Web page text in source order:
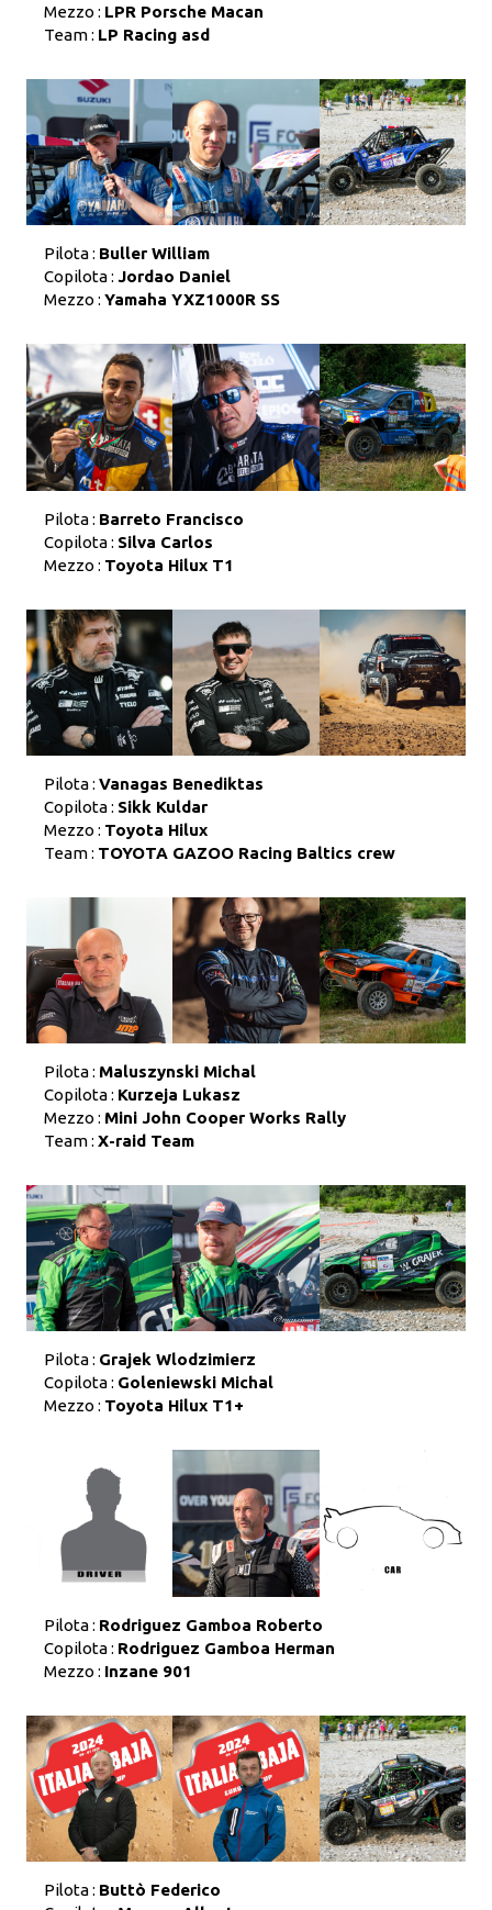
Mezzo : LPR Porsche Macan
Team : LP Racing asd
Pilota : Buller William
Copilota : Jordao Daniel
Mezzo : Yamaha YXZ1000R SS
Pilota : Barreto Francisco
Copilota : Silva Carlos
Mezzo : Toyota Hilux T1
Pilota : Vanagas Benediktas
Copilota : Sikk Kuldar
Mezzo : Toyota Hilux
Team : TOYOTA GAZOO Racing Baltics crew
Pilota : Maluszynski Michal
Copilota : Kurzeja Lukasz
Mezzo : Mini John Cooper Works Rally
Team : X-raid Team
Pilota : Grajek Wlodzimierz
Copilota : Goleniewski Michal
Mezzo : Toyota Hilux T1+
Pilota : Rodriguez Gamboa Roberto
Copilota : Rodriguez Gamboa Herman
Mezzo : Inzane 901
Pilota : Buttò Federico